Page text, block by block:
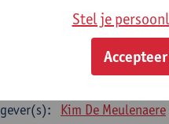
1E SEM
Kim De Meulenaere
resource management
Kim De Meulenaere
Stel je